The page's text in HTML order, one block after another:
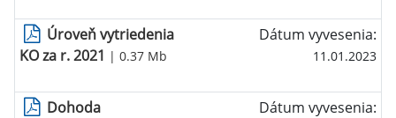
Úroveň vytriedenia
KO za r. 2021 | 0.37 Mb
Dátum vyvesenia:
11.01.2023
Dohoda
Dátum vyvesenia: